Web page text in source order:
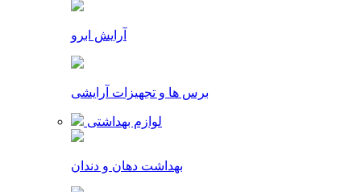
آرایش ابرو
برس ها و تجهیزات آرایشی
لوازم بهداشتی
بهداشت دهان و دندان